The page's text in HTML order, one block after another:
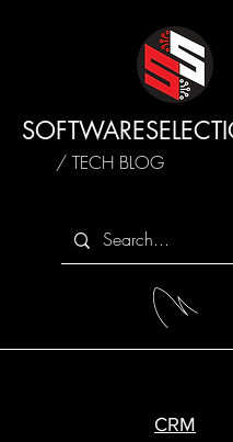
/ TECH BLOG
CRM